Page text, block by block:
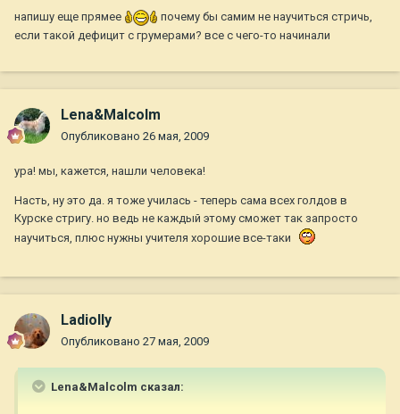
напишу еще прямее
почему бы самим не научиться стричь,
если такой дефицит с грумерами? все с чего-то начинали
Lena&Malcolm
Опубликовано 26 мая, 2009
ура! мы, кажется, нашли человека!
Насть, ну это да. я тоже училась - теперь сама всех голдов в
Курске стригу. но ведь не каждый этому сможет так запросто
научиться, плюс нужны учителя хорошие все-таки
Ladiolly
Опубликовано 27 мая, 2009
Lena&Malcolm сказал: